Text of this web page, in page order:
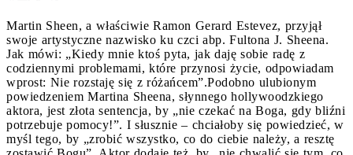
Martin Sheen, a właściwie Ramon Gerard Estevez, przyjął
swoje artystyczne nazwisko ku czci abp. Fultona J. Sheena.
Jak mówi: „Kiedy mnie ktoś pyta, jak daję sobie radę z
codziennymi problemami, które przynosi życie, odpowiadam
wprost: Nie rozstaję się z różańcem”.Podobno ulubionym
powiedzeniem Martina Sheena, słynnego hollywoodzkiego
aktora, jest złota sentencja, by „nie czekać na Boga, gdy bliźni
potrzebuje pomocy!”. I słusznie – chciałoby się powiedzieć, w
myśl tego, by „zrobić wszystko, co do ciebie należy, a resztę